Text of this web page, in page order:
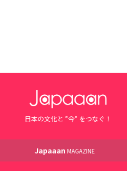
日本の文化と ”今” をつなぐ！
Japaaan MAGAZINE